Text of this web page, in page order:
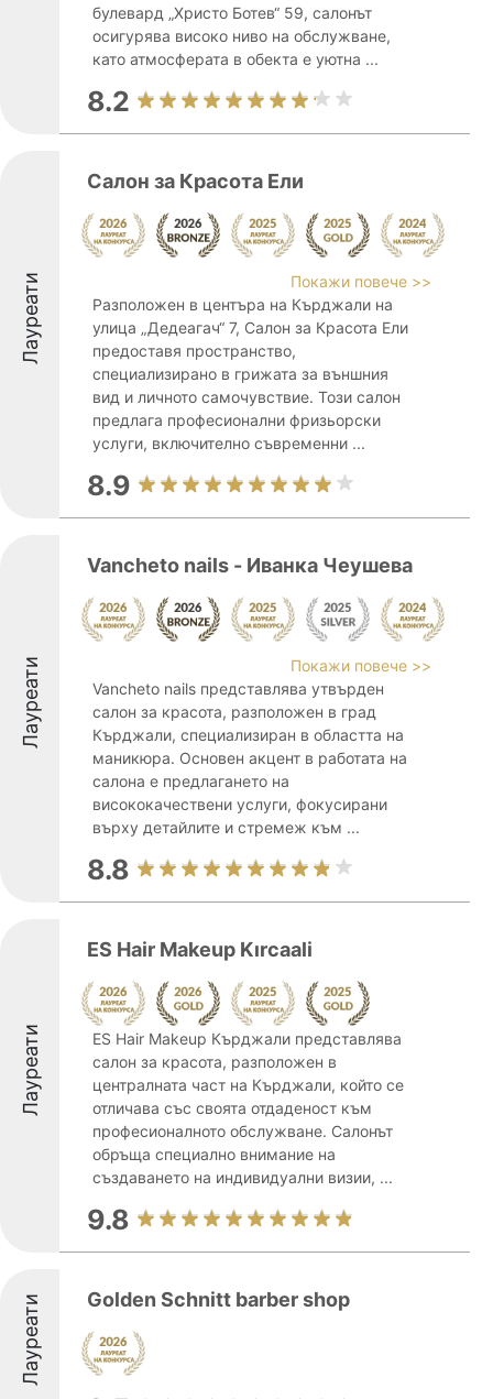
булевард „Христо Ботев“ 59, салонът
осигурява високо ниво на обслужване,
като атмосферата в обекта е уютна ...
8.2
Лауреати
Салон за Красота Ели
Покажи повече >>
Разположен в центъра на Кърджали на
улица „Дедеагач“ 7, Салон за Красота Ели
предоставя пространство,
специализирано в грижата за външния
вид и личното самочувствие. Този салон
предлага професионални фризьорски
услуги, включително съвременни ...
8.9
Лауреати
Vancheto nails - Иванка Чеушева
Покажи повече >>
Vancheto nails представлява утвърден
салон за красота, разположен в град
Кърджали, специализиран в областта на
маникюра. Основен акцент в работата на
салона е предлагането на
висококачествени услуги, фокусирани
върху детайлите и стремеж към ...
8.8
Лауреати
ES Hair Makeup Kırcaali
ES Hair Makeup Кърджали представлява
салон за красота, разположен в
централната част на Кърджали, който се
отличава със своята отдаденост към
професионалното обслужване. Салонът
обръща специално внимание на
създаването на индивидуални визии, ...
9.8
Лауреати Golden Schnitt barber shop